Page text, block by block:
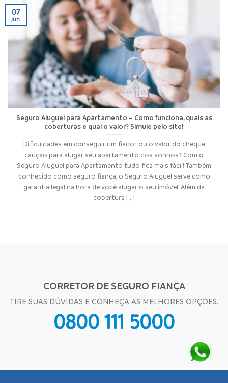
Seguro Aluguel para Apartamento – Como funciona, quais as
coberturas e qual o valor? Simule pelo site!
Dificuldades em conseguir um fiador ou o valor do cheque
caução para alugar seu apartamento dos sonhos? Com o
Seguro Aluguel para Apartamento tudo fica mais fácil! Também
conhecido como seguro fiança, o Seguro Aluguel serve como
garantia legal na hora de você alugar o seu imóvel. Além da
cobertura [...]
07
jun
CORRETOR DE SEGURO FIANÇA
TIRE SUAS DÚVIDAS E CONHEÇA AS MELHORES OPÇÕES.
0800 111 5000